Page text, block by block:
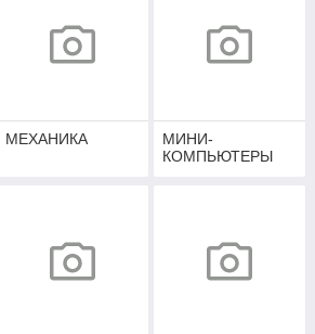
МЕХАНИКА
МИНИ-
КОМПЬЮТЕРЫ